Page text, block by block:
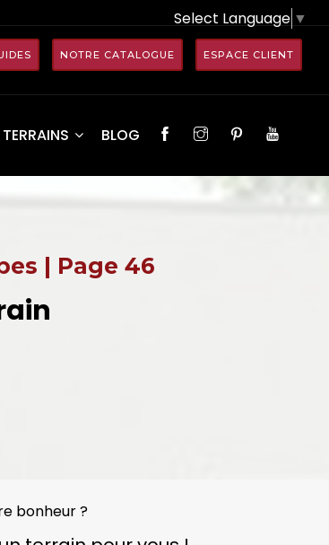
Select Language ▼
NOTRE CATALOGUE ESPACE CLIENT
TERRAINS BLOG
| Page 46
bonheur ?